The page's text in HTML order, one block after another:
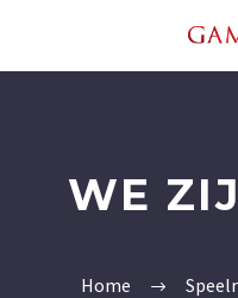
WE
Home